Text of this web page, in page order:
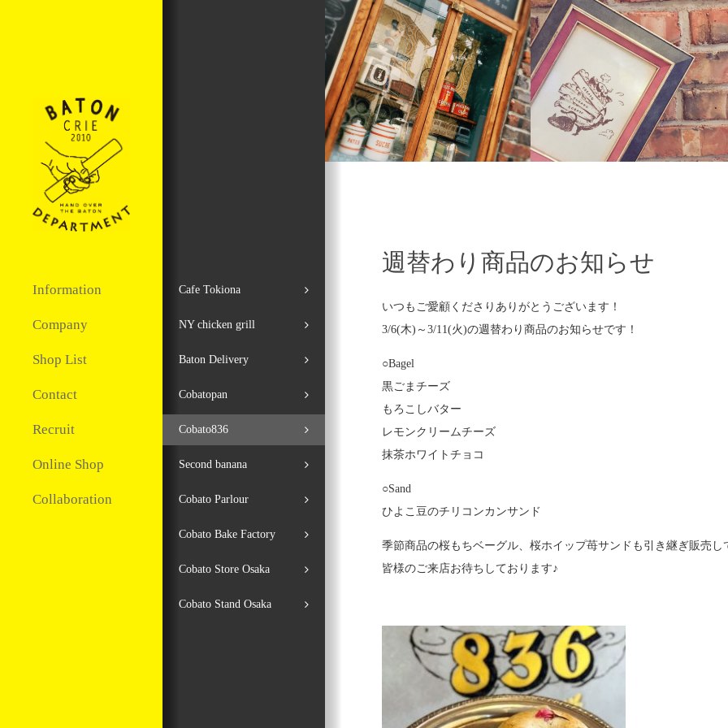
Information
Company
Shop List
Contact
Recruit
Online Shop
Collaboration
Cafe Tokiona
NY chicken grill
Baton Delivery
Cobatopan
Cobato836
Second banana
Cobato Parlour
Cobato Bake Factory
Cobato Store Osaka
Cobato Stand Osaka
週替わり商品のお知らせ
いつもご愛顧くださりありがとうございます！
3/6(木)～3/11(火)の週替わり商品のお知らせです！
○Bagel
黒ごまチーズ
もろこしバター
レモンクリームチーズ
抹茶ホワイトチョコ
○Sand
ひよこ豆のチリコンカンサンド
季節商品の桜もちベーグル、桜ホイップ苺サンドも引き継ぎ販売し
皆様のご来店お待ちしております♪